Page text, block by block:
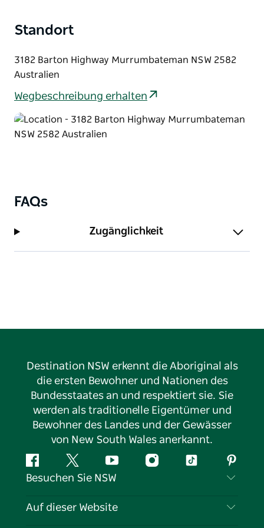
überzeugen Sie sich selbst von der Vielfalt ihrer
Standort
3182 Barton Highway Murrumbateman NSW 2582
Australien
Wegbeschreibung erhalten
FAQs
Zugänglichkeit
Destination NSW erkennt die Aboriginal als
die ersten Bewohner und Nationen des
Bundesstaates an und respektiert sie. Sie
werden als traditionelle Eigentümer und
Bewohner des Landes und der Gewässer
von New South Wales anerkannt.
FacebookTwitter YouTubeInstagramTikTok
Besuchen Sie NSW
Kontaktieren Sie uns
Auf dieser Website